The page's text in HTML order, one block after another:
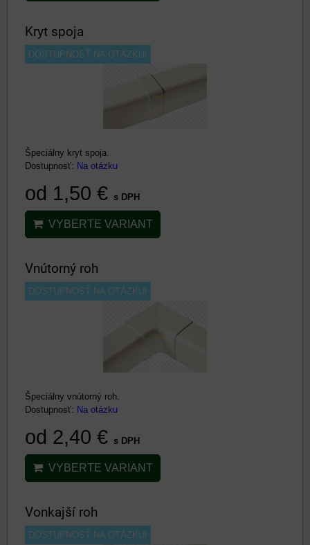
Kryt spoja
DOSTUPNOSŤ NA OTÁZKU!
Špeciálny kryt spoja.
Dostupnosť: Na otázku
od 1,50 € s DPH
VYBERTE VARIANT
Vnútorný roh
DOSTUPNOSŤ NA OTÁZKU!
Špeciálny vnútorný roh.
Dostupnosť: Na otázku
od 2,40 € s DPH
VYBERTE VARIANT
Vonkajší roh
DOSTUPNOSŤ NA OTÁZKU!